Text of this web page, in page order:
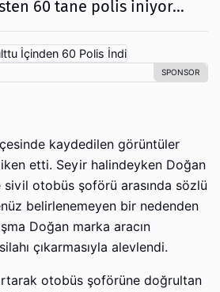
60 tane polis iniyor...
kaydedilen görüntüler
etti. Seyir halindeyken Doğan
otobüs şoförü arasında sözlü
belirlenemeyen bir nedenden
Doğan marka aracın
çıkarmasıyla alevlendi.
otobüs şoförüne doğrultan